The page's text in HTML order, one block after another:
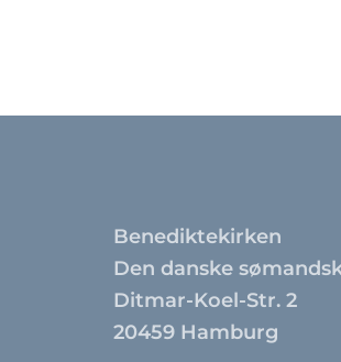
Benediktekirken
Den danske
Ditmar-Koel-Str. 2
20459 Hamburg